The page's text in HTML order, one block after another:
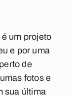
um projeto
e por uma
de
fotos e
sua última